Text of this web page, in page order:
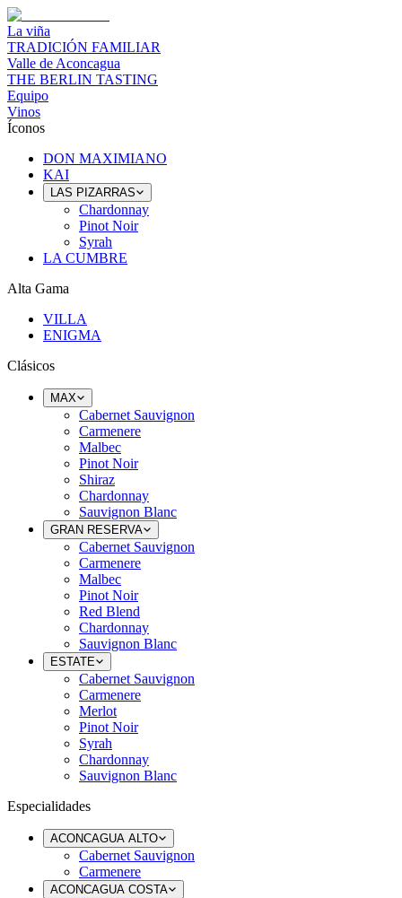
La viña
TRADICIÓN FAMILIAR
Valle de Aconcagua
THE BERLIN TASTING
Equipo
Vinos
Íconos
DON MAXIMIANO
KAI
LAS PIZARRAS
Chardonnay
Pinot Noir
Syrah
LA CUMBRE
Alta Gama
VILLA
ENIGMA
Clásicos
MAX
Cabernet Sauvignon
Carmenere
Malbec
Pinot Noir
Shiraz
Chardonnay
Sauvignon Blanc
GRAN RESERVA
Cabernet Sauvignon
Carmenere
Malbec
Pinot Noir
Red Blend
Chardonnay
Sauvignon Blanc
ESTATE
Cabernet Sauvignon
Carmenere
Merlot
Pinot Noir
Syrah
Chardonnay
Sauvignon Blanc
Especialidades
ACONCAGUA ALTO
Cabernet Sauvignon
Carmenere
ACONCAGUA COSTA